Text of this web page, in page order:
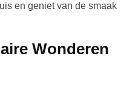
en geniet van de smaak
Wonderen